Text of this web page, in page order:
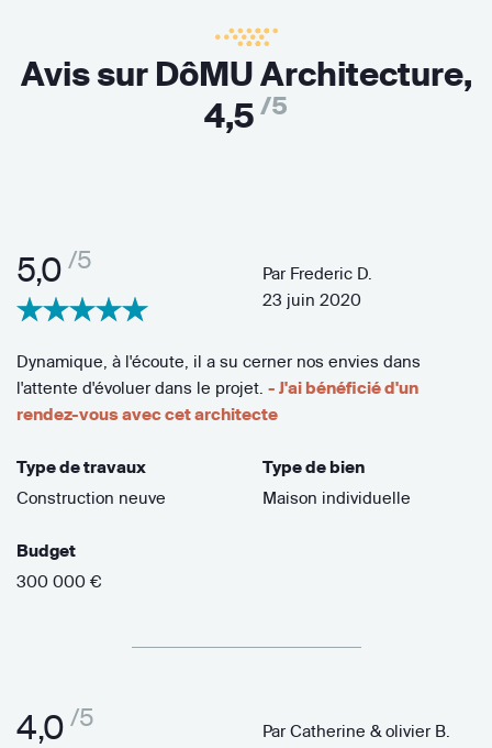
Avis sur DôMU Architecture,
4,5 /5
5,0 /5 Par Frederic D.
23 juin 2020
Dynamique, à l'écoute, il a su cerner nos envies dans
l'attente d'évoluer dans le projet. - J'ai bénéficié d'un
rendez-vous avec cet architecte
Type de travaux
Construction neuve
Type de bien
Maison individuelle
Budget
300 000 €
4,0 /5 Par Catherine & olivier B.